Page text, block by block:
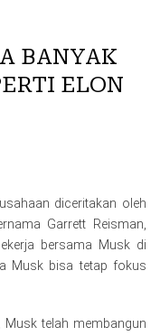
BANYAK
ELON
diceritakan oleh
Garrett Reisman,
bersama Musk di
Musk bisa tetap fokus
Musk telah membangun